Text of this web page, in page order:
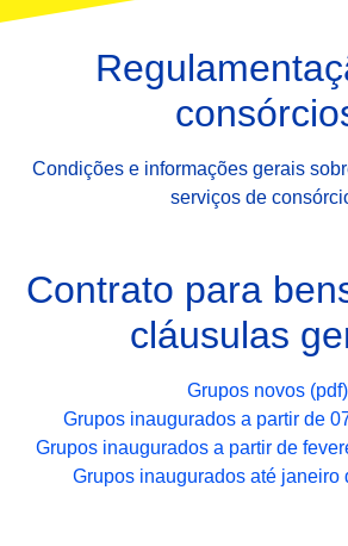
Condições e informações gerais
serviços de
Contrato para
cláusulas
Grupos novos (pdf)
Grupos inaugurados a partir de
Grupos inaugurados a partir de
Grupos inaugurados até janeiro